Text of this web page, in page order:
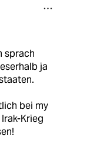
sprach
ja
bei my
Krieg